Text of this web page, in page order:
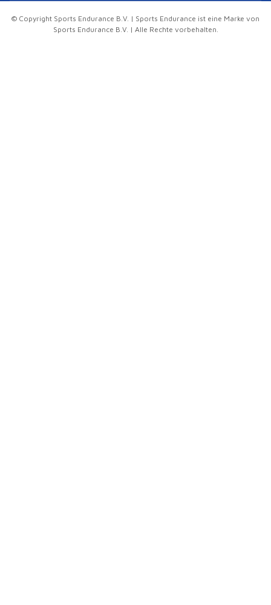
© Copyright Sports Endurance B.V. | Sports Endurance ist eine Marke von
Sports Endurance B.V. | Alle Rechte vorbehalten.